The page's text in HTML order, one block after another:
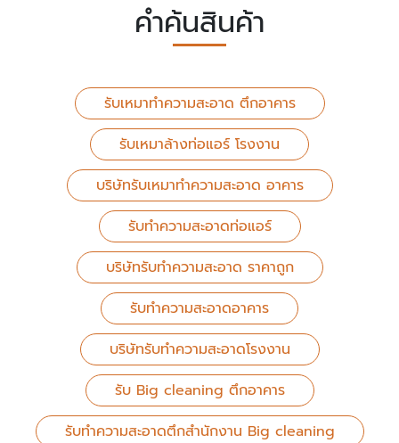
คำค้นสินค้า
รับเหมาทำความสะอาด ตึกอาคาร
รับเหมาล้างท่อแอร์ โรงงาน
บริษัทรับเหมาทำความสะอาด อาคาร
รับทำความสะอาดท่อแอร์
บริษัทรับทำความสะอาด ราคาถูก
รับทำความสะอาดอาคาร
บริษัทรับทำความสะอาดโรงงาน
รับ Big cleaning ตึกอาคาร
รับทำความสะอาดตึกสำนักงาน Big cleaning